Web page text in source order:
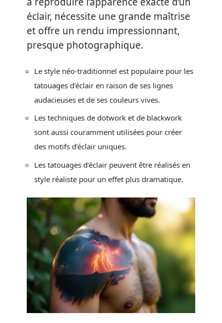
éclair, nécessite une grande maîtrise
et offre un rendu impressionnant,
presque photographique.
Le style néo-traditionnel est populaire pour les
tatouages d’éclair en raison de ses lignes
audacieuses et de ses couleurs vives.
Les techniques de dotwork et de blackwork
sont aussi couramment utilisées pour créer
des motifs d’éclair uniques.
Les tatouages d’éclair peuvent être réalisés en
style réaliste pour un effet plus dramatique.